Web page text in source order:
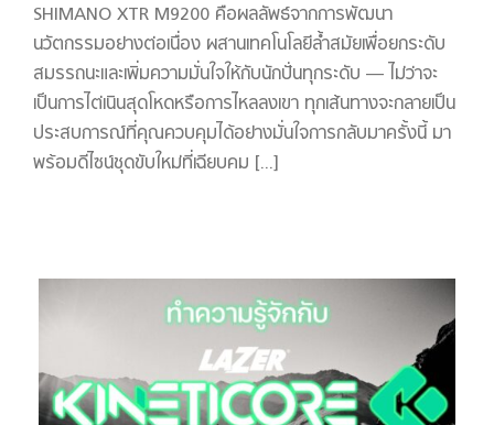
SHIMANO XTR M9200 คือผลลัพธ์จากการพัฒนา
นวัตกรรมอย่างต่อเนื่อง ผสานเทคโนโลยีล้ำสมัยเพื่อยกระดับ
สมรรถนะและเพิ่มความมั่นใจให้กับนักปั่นทุกระดับ — ไม่ว่าจะ
เป็นการไต่เนินสุดโหดหรือการไหลลงเขา ทุกเส้นทางจะกลายเป็น
ประสบการณ์ที่คุณควบคุมได้อย่างมั่นใจการกลับมาครั้งนี้ มา
พร้อมดีไซน์ชุดขับใหม่ที่เฉียบคม [...]